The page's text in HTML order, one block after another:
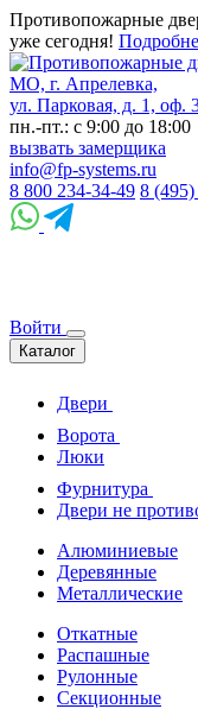
Противопожарные
уже сегодня!
МО, г. Апрелевка,
ул. Парковая, д. 1, оф.
пн.-пт.: с 9:00 до 18:00
вызвать замерщика
info@fp-systems.ru
8 800 234-34-49 8
Войти
Каталог
Двери
Ворота
Люки
Фурнитура
Двери не
Алюминиевые
Деревянные
Металлические
Откатные
Распашные
Рулонные
Секционные